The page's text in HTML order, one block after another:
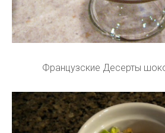
Французские Десерты